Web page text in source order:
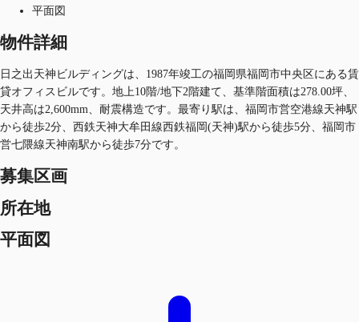
平面図
物件詳細
日之出天神ビルディングは、1987年竣工の福岡県福岡市中央区にある賃
貸オフィスビルです。地上10階/地下2階建て、基準階面積は278.00坪、
天井高は2,600mm、耐震構造です。最寄り駅は、福岡市営空港線天神駅
から徒歩2分、西鉄天神大牟田線西鉄福岡(天神)駅から徒歩5分、福岡市
営七隈線天神南駅から徒歩7分です。
募集区画
所在地
平面図